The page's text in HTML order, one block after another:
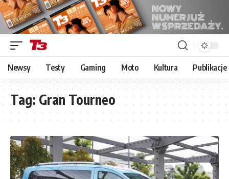
Newsy Testy Gaming Moto Kultura Publikacje
Tag: Gran Tourneo